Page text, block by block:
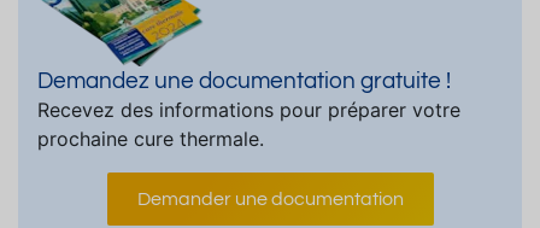
Demandez une documentation gratuite !
Recevez des informations pour préparer votre
prochaine cure thermale.
Demander une documentation